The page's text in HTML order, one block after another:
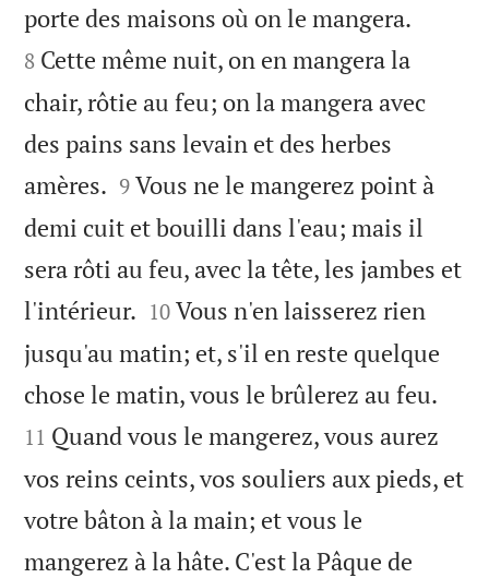
porte des maisons où on le mangera.
8 Cette même nuit, on en mangera la
chair, rôtie au feu; on la mangera avec
des pains sans levain et des herbes
amères. 

9 Vous ne le mangerez point à
demi cuit et bouilli dans l'eau; mais il
sera rôti au feu, avec la tête, les jambes et
l'intérieur. 

10 Vous n'en laisserez rien
jusqu'au matin; et, s'il en reste quelque
chose le matin, vous le brûlerez au feu.
11 Quand vous le mangerez, vous aurez
vos reins ceints, vos souliers aux pieds, et
votre bâton à la main; et vous le
mangerez à la hâte. C'est la Pâque de